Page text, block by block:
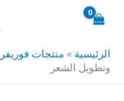
الرئيسية » منتجات فوريفر
وتطويل الشعر
كمية
مجموعة
وتطويل
الشعر